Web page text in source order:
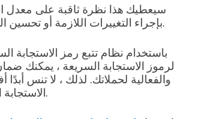
سيعطيك هذا نظرة ثاقبة على معدل
بإجراء التغييرات اللازمة أو تحسين المبادرات المستقبلية.
باستخدام نظام تتبع رمز الاستجابة
لرموز الاستجابة السريعة ، يمكنك
والفعالية لحملاتك. لذلك ، لا تنس
الاستجابة السريعة المهمة هذه.